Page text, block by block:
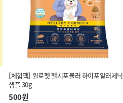
[체험팩] 윌로펫 헬시포뮬러 하이포알러제닉
샘플 30g
500원